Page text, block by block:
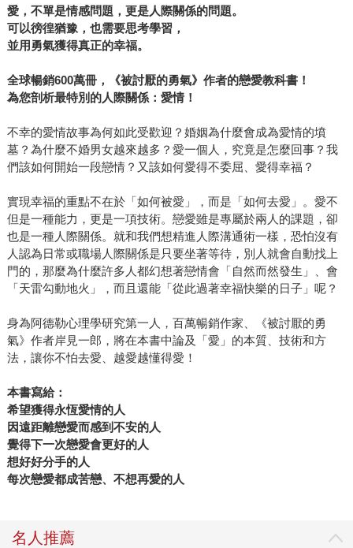
愛，不單是情感問題，更是人際關係的問題。
可以徬徨猶豫，也需要思考學習，
並用勇氣獲得真正的幸福。
全球暢銷600萬冊，《被討厭的勇氣》作者的戀愛教科書！
為您剖析最特別的人際關係：愛情！
不幸的愛情故事為何如此受歡迎？婚姻為什麼會成為愛情的墳
墓？為什麼不婚男女越來越多？愛一個人，究竟是怎麼回事？我
們該如何開始一段戀情？又該如何愛得不委屈、愛得幸福？
實現幸福的重點不在於「如何被愛」，而是「如何去愛」。愛不
但是一種能力，更是一項技術。戀愛雖是專屬於兩人的課題，卻
也是一種人際關係。就和我們想精進人際溝通術一樣，恐怕沒有
人認為日常或職場人際關係是只要坐著等待，別人就會自動找上
門的，那麼為什麼許多人都幻想著戀情會「自然而然發生」、會
「天雷勾動地火」，而且還能「從此過著幸福快樂的日子」呢？
身為阿德勒心理學研究第一人，百萬暢銷作家、《被討厭的勇
氣》作者岸見一郎，將在本書中論及「愛」的本質、技術和方
法，讓你不怕去愛、越愛越懂得愛！
本書寫給：
希望獲得永恆愛情的人
因遠距離戀愛而感到不安的人
覺得下一次戀愛會更好的人
想好好分手的人
每次戀愛都成苦戀、不想再愛的人
名人推薦